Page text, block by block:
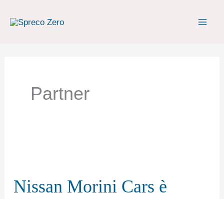
Partner
Nissan Morini Cars è
Cars